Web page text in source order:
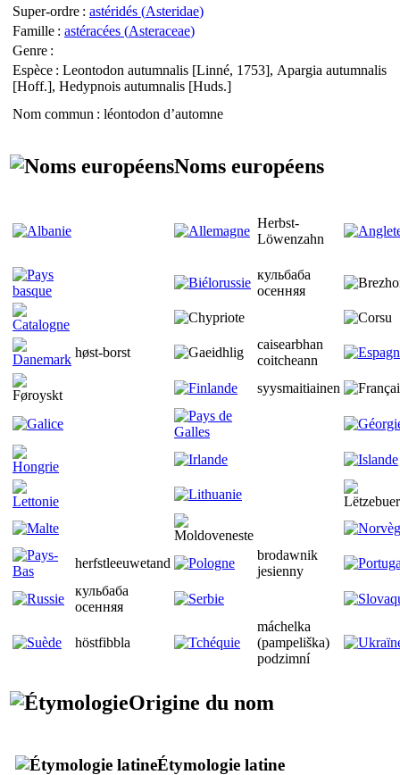
Super-ordre : astéridés (Asteridae)
Famille : astéracées (Asteraceae)
Genre :
Espèce : Leontodon autumnalis [Linné, 1753], Apargia autumnalis
[Hoff.], Hedypnois autumnalis [Huds.]
Nom commun : léontodon d’automne
Noms européens
Herbst-
Löwenzahn
кульбаба
осенняя
høst-borst
caisearbhan
coitcheann
syysmaitiainen
herfstleeuwetand
brodawnik
jesienny
кульбаба
осенняя
höstfibbla
máchelka
(pampeliška)
podzimní
Origine du nom
Étymologie latine